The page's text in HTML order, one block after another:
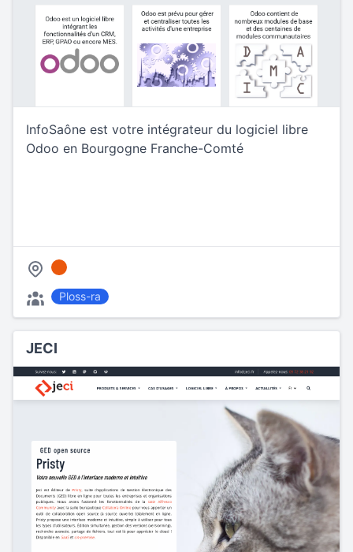
InfoSaône est votre intégrateur du logiciel libre
Odoo en Bourgogne Franche-Comté
Ploss-ra
JECI